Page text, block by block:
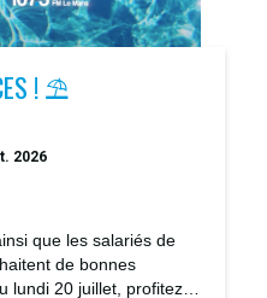
! ⛱️
2026
que les salariés de
de bonnes
lundi 20 juillet, profitez